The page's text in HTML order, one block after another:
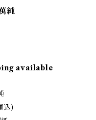
純
available
込)